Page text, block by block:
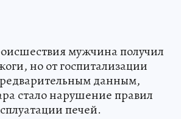
мужчина получил
но от госпитализации
данным,
стало нарушение правил
печей.